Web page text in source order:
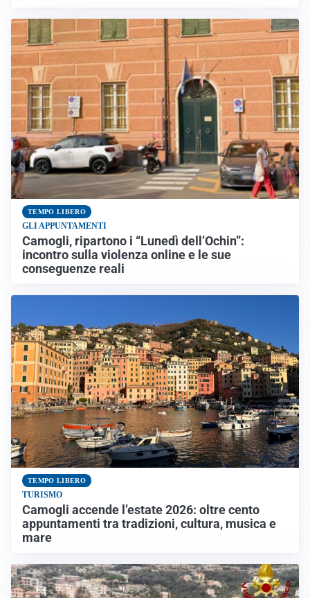
TEMPO LIBERO
GLI APPUNTAMENTI
Camogli, ripartono i “Lunedì dell’Ochin”:
incontro sulla violenza online e le sue
conseguenze reali
TEMPO LIBERO
TURISMO
Camogli accende l’estate 2026: oltre cento
appuntamenti tra tradizioni, cultura, musica e
mare